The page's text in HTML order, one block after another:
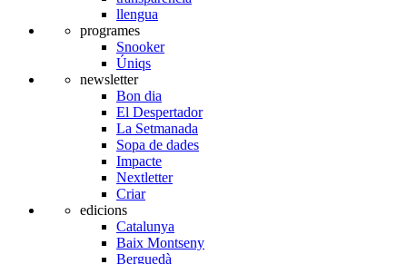
llengua
programes
Snooker
Úniqs
newsletter
Bon dia
El Despertador
La Setmanada
Sopa de dades
Impacte
Nextletter
Criar
edicions
Catalunya
Baix Montseny
Berguedà